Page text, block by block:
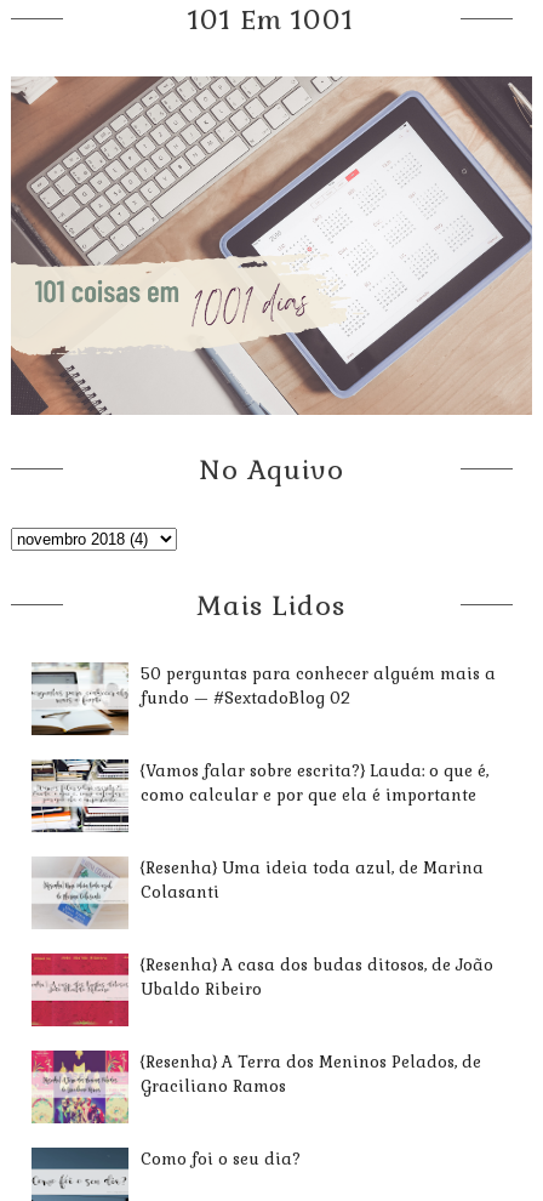
101 Em 1001
No Aquivo
Mais Lidos
50 perguntas para conhecer alguém mais a
fundo — #SextadoBlog 02
{Vamos falar sobre escrita?} Lauda: o que é,
como calcular e por que ela é importante
{Resenha} Uma ideia toda azul, de Marina
Colasanti
{Resenha} A casa dos budas ditosos, de João
Ubaldo Ribeiro
{Resenha} A Terra dos Meninos Pelados, de
Graciliano Ramos
Como foi o seu dia?